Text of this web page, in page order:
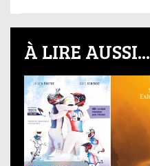
À LIRE AUSSI...